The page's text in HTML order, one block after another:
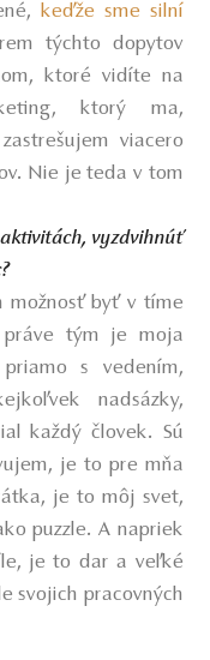
keďže sme silní
týchto dopytov
ktoré vidíte na
ktorý ma,
viacero
Nie je teda v tom
vyzdvihnúť
možnosť byť v tíme
tým je moja
s vedením,
nadsázky,
každý človek. Sú
je to pre mňa
je to môj svet,
puzzle. A napriek
je to dar a veľké
svojich pracovných